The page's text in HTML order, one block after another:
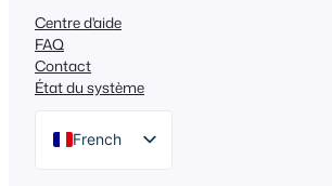
Centre d'aide
FAQ
Contact
État du système
French
English